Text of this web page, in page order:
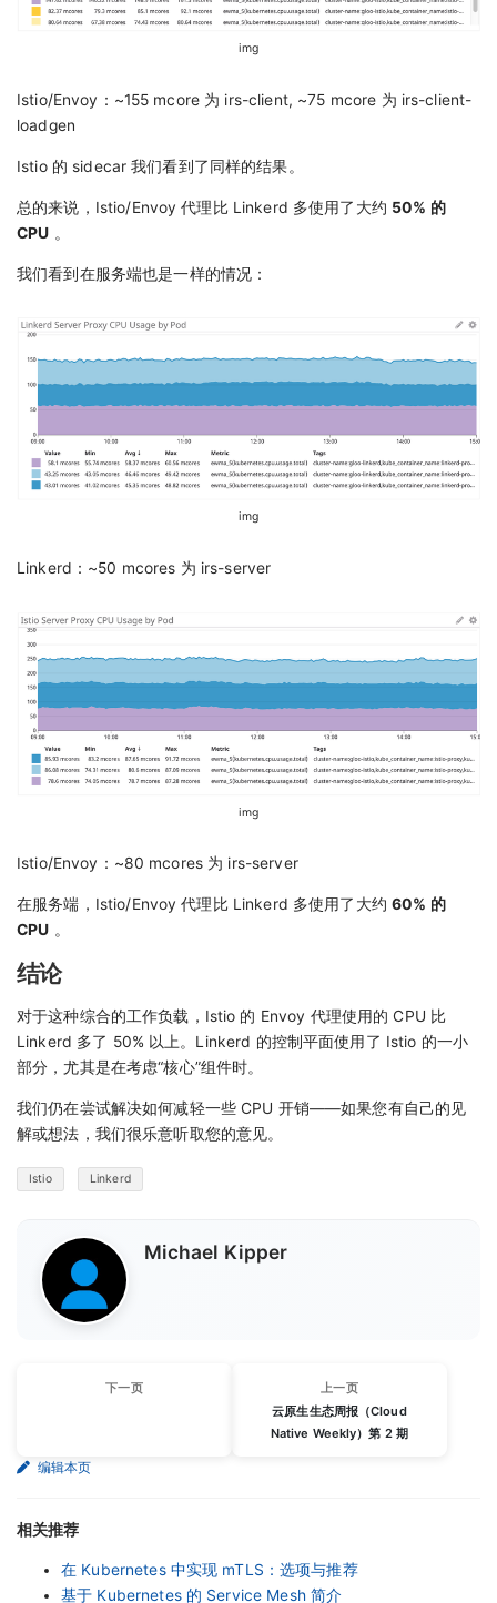
img
Istio/Envoy：~155 mcore 为 irs-client, ~75 mcore 为 irs-client-
loadgen
Istio 的 sidecar 我们看到了同样的结果。
总的来说，Istio/Envoy 代理比 Linkerd 多使用了大约 50% 的
CPU 。
我们看到在服务端也是一样的情况：
img
Linkerd：~50 mcores 为 irs-server
img
Istio/Envoy：~80 mcores 为 irs-server
在服务端，Istio/Envoy 代理比 Linkerd 多使用了大约 60% 的
CPU 。
结论
对于这种综合的工作负载，Istio 的 Envoy 代理使用的 CPU 比
Linkerd 多了 50% 以上。Linkerd 的控制平面使用了 Istio 的一小
部分，尤其是在考虑“核心”组件时。
我们仍在尝试解决如何减轻一些 CPU 开销——如果您有自己的见
解或想法，我们很乐意听取您的意见。
Istio Linkerd
Michael Kipper
下一页
上一页
云原生生态周报（Cloud
Native Weekly）第 2 期
编辑本页
相关推荐
在 Kubernetes 中实现 mTLS：选项与推荐
基于 Kubernetes 的 Service Mesh 简介